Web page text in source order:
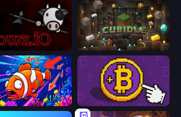
Cubidle
Idle Money Maker